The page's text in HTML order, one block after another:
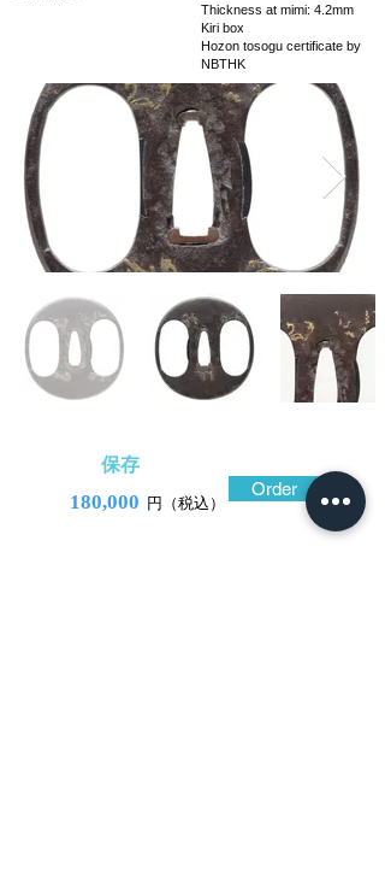
Thickness at mimi: 4.2mm
Kiri box
Hozon tosogu certificate by
NBTHK
保存
180,000 円（税込）
Order